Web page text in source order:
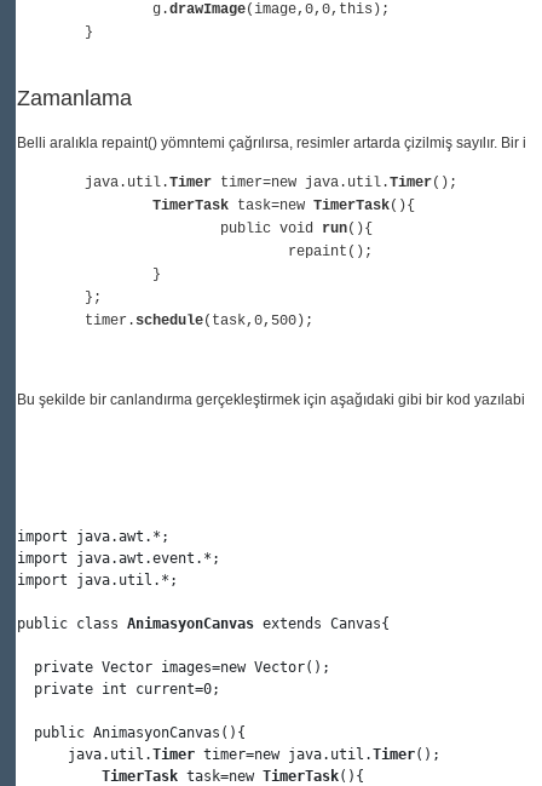
g.drawImage(image, 0, 0, this );
	}
Zamanlama
Belli aralıkla repaint() yömntemi çağrılırsa, resimler artarda çizilmiş sayılır. Bir
java.util.Timer timer=new java.util.Timer();
TimerTask task=new TimerTask(){
public void run(){
repaint ();
}
	};
timer. schedule(task, 0, 500 );
Bu şekilde bir canlandırma gerçekleştirmek için aşağıdaki gibi bir kod yazılabilir
import
import
import java.util.*;
public class AnimasyonCanvas extends Canvas{
private Vector images=new Vector();
private int current=0;
public AnimasyonCanvas (){
      java.util.
Timer timer=new java.util.Timer();
TimerTask task=new TimerTask(){